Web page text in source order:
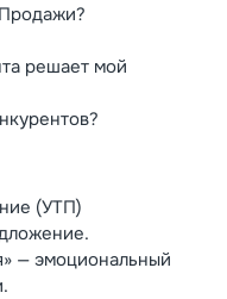
решает мой
(УТП)
— эмоциональный